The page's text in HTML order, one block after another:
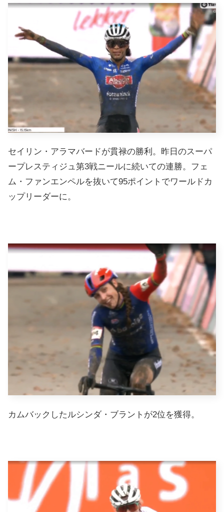
セイリン・アラマバードが貫禄の勝利。昨日のスーパ
ープレスティジュ第3戦ニールに続いての連勝。フェ
ム・ファンエンペルを抜いて95ポイントでワールドカ
ップリーダーに。
カムバックしたルシンダ・ブラントが2位を獲得。